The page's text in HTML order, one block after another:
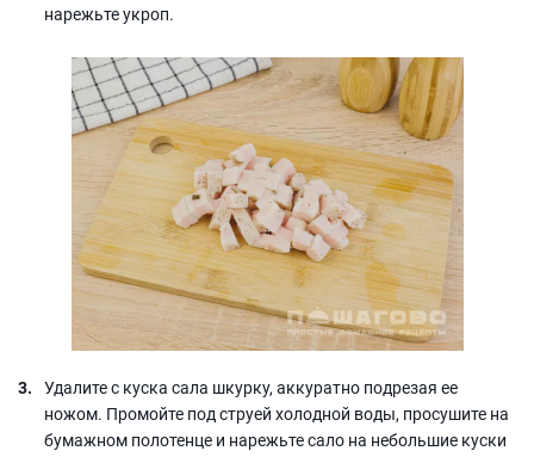
нарежьте укроп.
Удалите с куска сала шкурку, аккуратно подрезая ее
ножом. Промойте под струей холодной воды, просушите на
бумажном полотенце и нарежьте сало на небольшие куски